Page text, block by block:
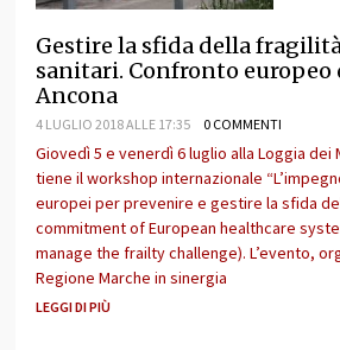
Gestire la sfida della
sanitari. Confronto europeo
Ancona
4 LUGLIO 2018 ALLE 17:35 0 COMMENTI
Giovedì 5 e venerdì 6 luglio alla Loggia dei
tiene il workshop internazionale
europei per prevenire e gestire la sfida
commitment of European healthcare
manage the frailty challenge). L’evento,
Regione Marche in sinergia
LEGGI DI PIÙ